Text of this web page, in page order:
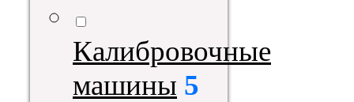
Калибровочные
машины 5